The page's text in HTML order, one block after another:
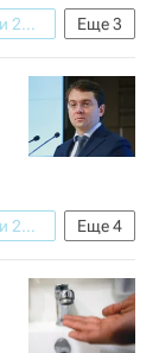
Еще3
Российский Инвестиционный Форум — Сочи 2019
Еще4
Российский Инвестиционный Форум — Сочи 2019